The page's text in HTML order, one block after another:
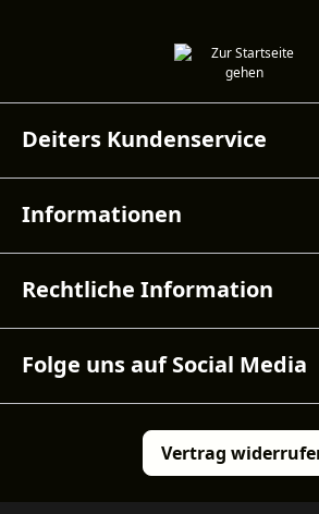
Deiters Kundenservice
Informationen
Rechtliche Information
Folge uns auf Social Media
Vertrag